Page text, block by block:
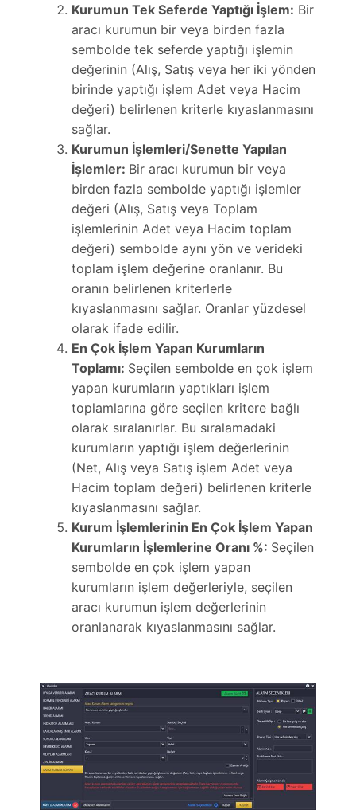
Kurumun Tek Seferde Yaptığı İşlem: Bir
aracı kurumun bir veya birden fazla
sembolde tek seferde yaptığı işlemin
değerinin (Alış, Satış veya her iki yönden
birinde yaptığı işlem Adet veya Hacim
değeri) belirlenen kriterle kıyaslanmasını
sağlar.
Kurumun İşlemleri/Senette Yapılan
İşlemler: Bir aracı kurumun bir veya
birden fazla sembolde yaptığı işlemler
değeri (Alış, Satış veya Toplam
işlemlerinin Adet veya Hacim toplam
değeri) sembolde aynı yön ve verideki
toplam işlem değerine oranlanır. Bu
oranın belirlenen kriterlerle
kıyaslanmasını sağlar. Oranlar yüzdesel
olarak ifade edilir.
En Çok İşlem Yapan Kurumların
Toplamı: Seçilen sembolde en çok işlem
yapan kurumların yaptıkları işlem
toplamlarına göre seçilen kritere bağlı
olarak sıralanırlar. Bu sıralamadaki
kurumların yaptığı işlem değerlerinin
(Net, Alış veya Satış işlem Adet veya
Hacim toplam değeri) belirlenen kriterle
kıyaslanmasını sağlar.
Kurum İşlemlerinin En Çok İşlem Yapan
Kurumların İşlemlerine Oranı %: Seçilen
sembolde en çok işlem yapan
kurumların işlem değerleriyle, seçilen
aracı kurumun işlem değerlerinin
oranlanarak kıyaslanmasını sağlar.